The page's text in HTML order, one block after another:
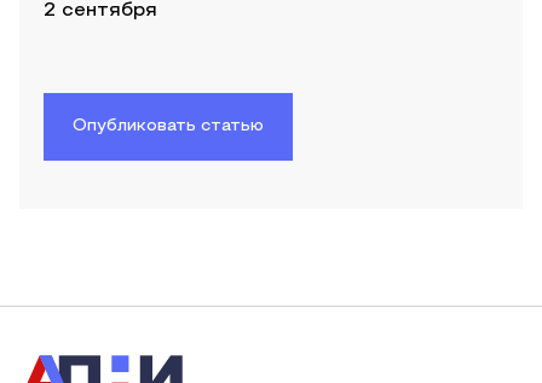
2 сентября
Опубликовать статью